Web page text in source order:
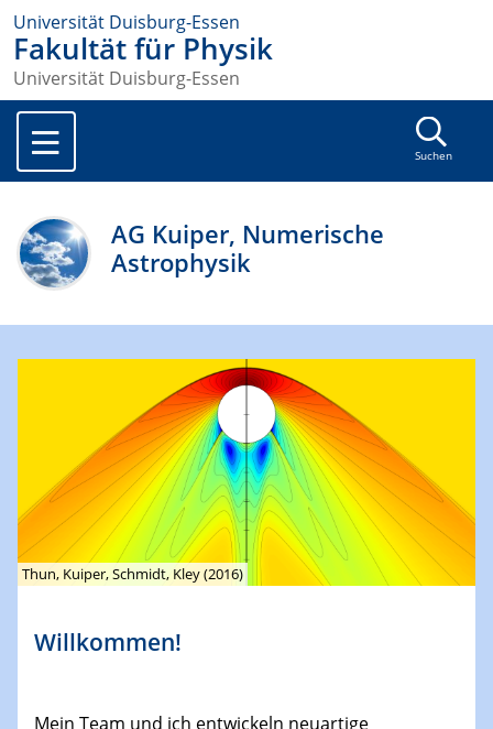
Universität Duisburg-Essen
Fakultät für Physik
Universität Duisburg-Essen
Suchen
AG Kuiper, Numerische
Astrophysik
Thun, Kuiper, Schmidt, Kley (2016)
Willkommen!
Mein Team und ich entwickeln neuartige